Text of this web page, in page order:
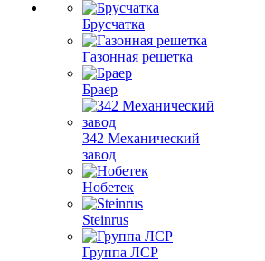
Брусчатка
Газонная решетка
Браер
342 Механический
завод
Нобетек
Steinrus
Группа ЛСР